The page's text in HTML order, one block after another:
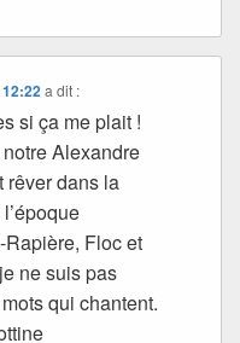
a dit :
si ça me plait !
Alexandre
rêver dans la
Floc et
ne suis pas
qui chantent.